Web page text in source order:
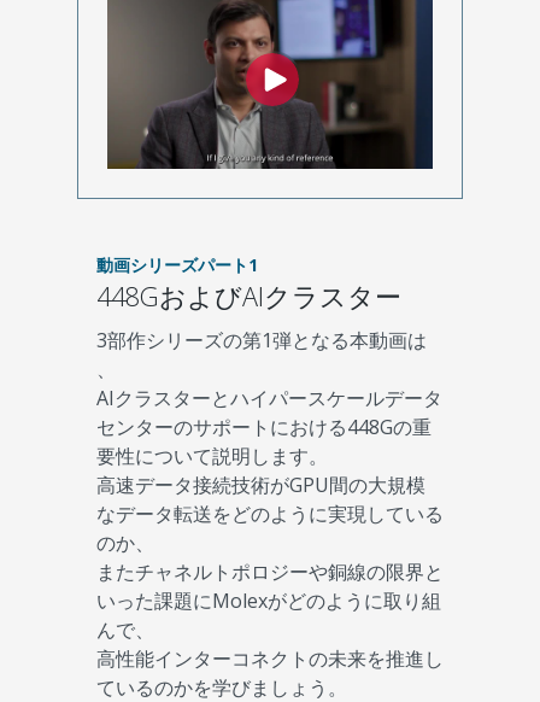
動画シリーズパート1
448GおよびAIクラスター
3部作シリーズの第1弾となる本動画は
、
AIクラスターとハイパースケールデータ
センターのサポートにおける448Gの重
要性について説明します。
高速データ接続技術がGPU間の大規模
なデータ転送をどのように実現している
のか、
またチャネルトポロジーや銅線の限界と
いった課題にMolexがどのように取り組
んで、
高性能インターコネクトの未来を推進し
ているのかを学びましょう。